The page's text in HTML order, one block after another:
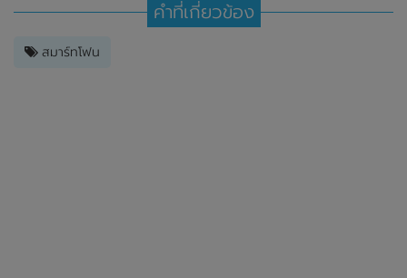
คำที่เกี่ยวข้อง
สมาร์ทโฟน